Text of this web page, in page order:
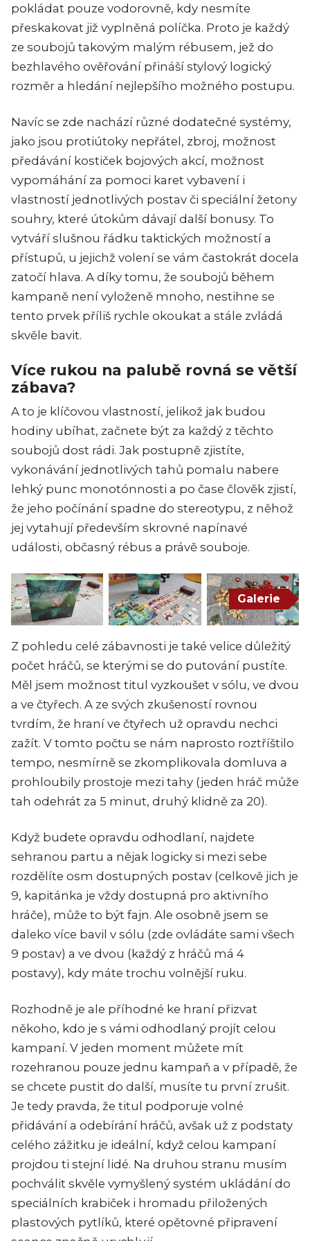
pokládat pouze vodorovně, kdy nesmíte
přeskakovat již vyplněná políčka. Proto je každý
ze soubojů takovým malým rébusem, jež do
bezhlavého ověřování přináší stylový logický
rozměr a hledání nejlepšího možného postupu.
Navíc se zde nachází různé dodatečné systémy,
jako jsou protiútoky nepřátel, zbroj, možnost
předávání kostiček bojových akcí, možnost
vypomáhání za pomoci karet vybavení i
vlastností jednotlivých postav či speciální žetony
souhry, které útokům dávají další bonusy. To
vytváří slušnou řádku taktických možností a
přístupů, u jejichž volení se vám častokrát docela
zatočí hlava. A díky tomu, že soubojů během
kampaně není vyloženě mnoho, nestihne se
tento prvek příliš rychle okoukat a stále zvládá
skvěle bavit.
Více rukou na palubě rovná se větší
zábava?
A to je klíčovou vlastností, jelikož jak budou
hodiny ubíhat, začnete být za každý z těchto
soubojů dost rádi. Jak postupně zjistíte,
vykonávání jednotlivých tahů pomalu nabere
lehký punc monotónnosti a po čase člověk zjistí,
že jeho počínání spadne do stereotypu, z něhož
jej vytahují především skrovné napínavé
události, občasný rébus a právě souboje.
Galerie
Z pohledu celé zábavnosti je také velice důležitý
počet hráčů, se kterými se do putování pustíte.
Měl jsem možnost titul vyzkoušet v sólu, ve dvou
a ve čtyřech. A ze svých zkušeností rovnou
tvrdím, že hraní ve čtyřech už opravdu nechci
zažít. V tomto počtu se nám naprosto roztříštilo
tempo, nesmírně se zkomplikovala domluva a
prohloubily prostoje mezi tahy (jeden hráč může
tah odehrát za 5 minut, druhý klidně za 20).
Když budete opravdu odhodlaní, najdete
sehranou partu a nějak logicky si mezi sebe
rozdělíte osm dostupných postav (celkově jich je
9, kapitánka je vždy dostupná pro aktivního
hráče), může to být fajn. Ale osobně jsem se
daleko více bavil v sólu (zde ovládáte sami všech
9 postav) a ve dvou (každý z hráčů má 4
postavy), kdy máte trochu volnější ruku.
Rozhodně je ale příhodné ke hraní přizvat
někoho, kdo je s vámi odhodlaný projít celou
kampaní. V jeden moment můžete mít
rozehranou pouze jednu kampaň a v případě, že
se chcete pustit do další, musíte tu první zrušit.
Je tedy pravda, že titul podporuje volné
přidávání a odebírání hráčů, avšak už z podstaty
celého zážitku je ideální, když celou kampaní
projdou ti stejní lidé. Na druhou stranu musím
pochválit skvěle vymyšlený systém ukládání do
speciálních krabiček i hromadu přiložených
plastových pytlíků, které opětovné připravení